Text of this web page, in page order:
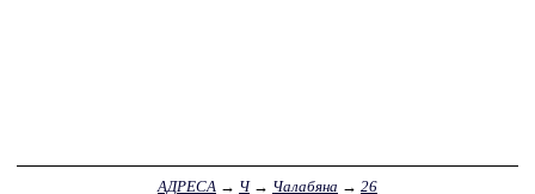
АДРЕСА → Ч→ Чалабяна → 26